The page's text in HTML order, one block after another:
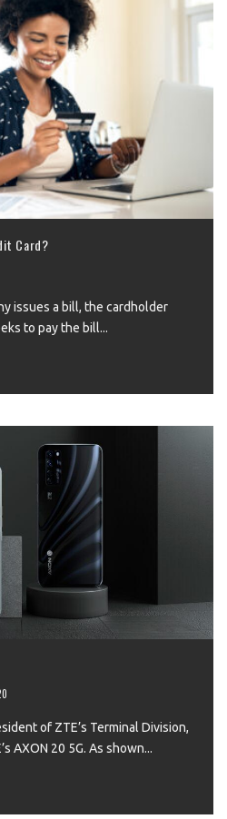
Card?
issues a bill, the cardholder
to pay the bill...
of ZTE’s Terminal Division,
AXON 20 5G. As shown...